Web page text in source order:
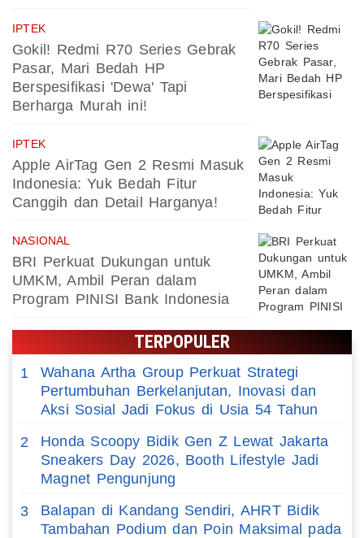
IPTEK
Gokil! Redmi R70 Series Gebrak
Pasar, Mari Bedah HP
Berspesifikasi 'Dewa' Tapi
Berharga Murah ini!
IPTEK
Apple AirTag Gen 2 Resmi Masuk
Indonesia: Yuk Bedah Fitur
Canggih dan Detail Harganya!
NASIONAL
BRI Perkuat Dukungan untuk
UMKM, Ambil Peran dalam
Program PINISI Bank Indonesia
TERPOPULER
1
Wahana Artha Group Perkuat Strategi
Pertumbuhan Berkelanjutan, Inovasi dan
Aksi Sosial Jadi Fokus di Usia 54 Tahun
2
Honda Scoopy Bidik Gen Z Lewat Jakarta
Sneakers Day 2026, Booth Lifestyle Jadi
Magnet Pengunjung
3
Balapan di Kandang Sendiri, AHRT Bidik
Tambahan Podium dan Poin Maksimal pada